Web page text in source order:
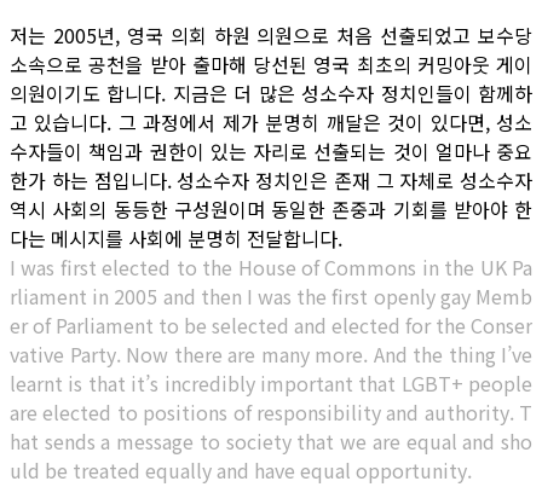
저는 2005년, 영국 의회 하원 의원으로 처음 선출되었고 보수당
소속으로 공천을 받아 출마해 당선된 영국 최초의 커밍아웃 게이
의원이기도 합니다. 지금은 더 많은 성소수자 정치인들이 함께하
고 있습니다. 그 과정에서 제가 분명히 깨달은 것이 있다면, 성소
수자들이 책임과 권한이 있는 자리로 선출되는 것이 얼마나 중요
한가 하는 점입니다. 성소수자 정치인은 존재 그 자체로 성소수자
역시 사회의 동등한 구성원이며 동일한 존중과 기회를 받아야 한
다는 메시지를 사회에 분명히 전달합니다.
I was first elected to the House of Commons in the UK Pa
rliament in 2005 and then I was the first openly gay Memb
er of Parliament to be selected and elected for the Conser
vative Party. Now there are many more. And the thing I’ve
learnt is that it’s incredibly important that LGBT+ people
are elected to positions of responsibility and authority. T
hat sends a message to society that we are equal and sho
uld be treated equally and have equal opportunity.